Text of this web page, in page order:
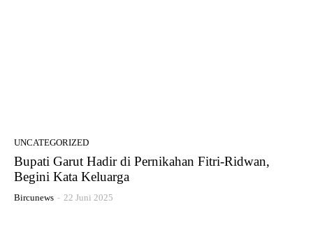
UNCATEGORIZED
Bupati Garut Hadir di Pernikahan Fitri-Ridwan,
Begini Kata Keluarga
Bircunews - 22 Juni 2025